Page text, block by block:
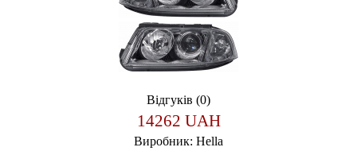
Відгуків (0)
14262 UAH
Виробник: Hella